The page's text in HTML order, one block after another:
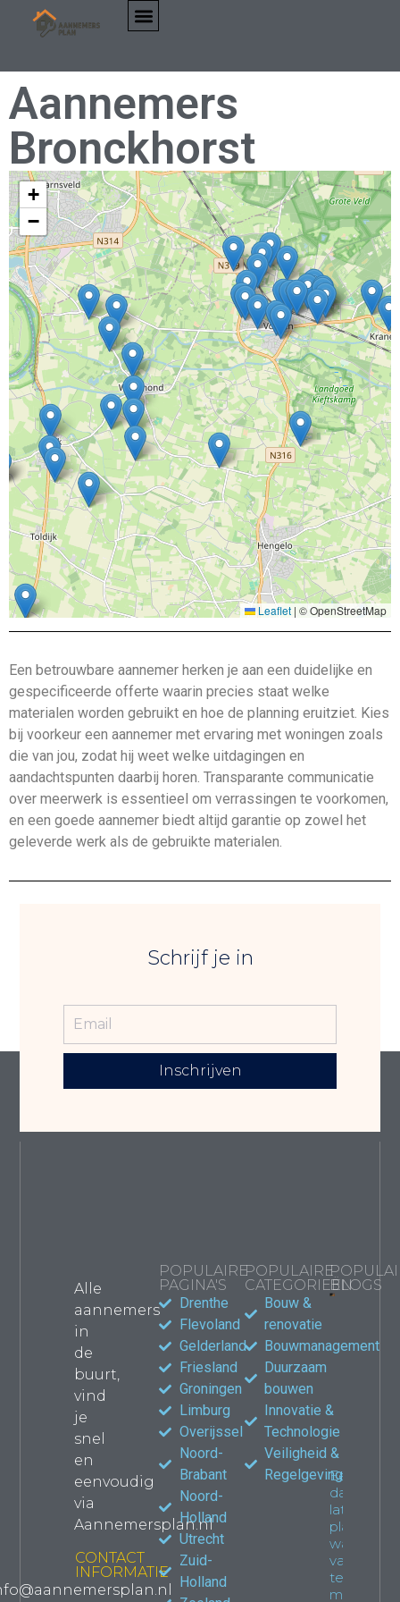
Aannemers
Bronckhorst
+
−
Leaflet | © OpenStreetMap
Een betrouwbare aannemer herken je aan een duidelijke en
gespecificeerde offerte waarin precies staat welke
materialen worden gebruikt en hoe de planning eruitziet. Kies
bij voorkeur een aannemer met ervaring met woningen zoals
die van jou, zodat hij weet welke uitdagingen en
aandachtspunten daarbij horen. Transparante communicatie
over meerwerk is essentieel om verrassingen te voorkomen,
en een goede aannemer biedt altijd garantie op zowel het
geleverde werk als de gebruikte materialen.
Schrijf je in
Inschrijven
Alle
aannemers
in
de
buurt,
vind
je
snel
en
eenvoudig
via
Aannemersplan.nl
CONTACT
INFORMATIE
POPULAIRE
PAGINA'S
Drenthe
Flevoland
Gelderland
Friesland
Groningen
Limburg
Overijssel
Noord-
Brabant
Noord-
Holland
Utrecht
Zuid-
Holland
POPULAIRE
CATEGORIEËN
Bouw &
renovatie
Bouwmanagement
Duurzaam
bouwen
Innovatie &
Technologie
Veiligheid &
Regelgeving
BLOGS
jouw
Een
dakkapel
laten
plaatsen:
wat je
van
tevoren
moet